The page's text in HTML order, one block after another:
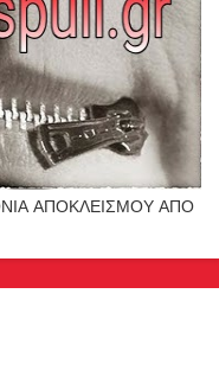
ΑΠΟΚΛΕΙΣΜΟΥ ΑΠΟ